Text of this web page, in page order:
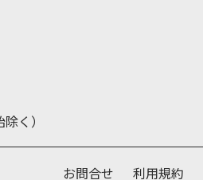
く）
お問合せ 利用規約